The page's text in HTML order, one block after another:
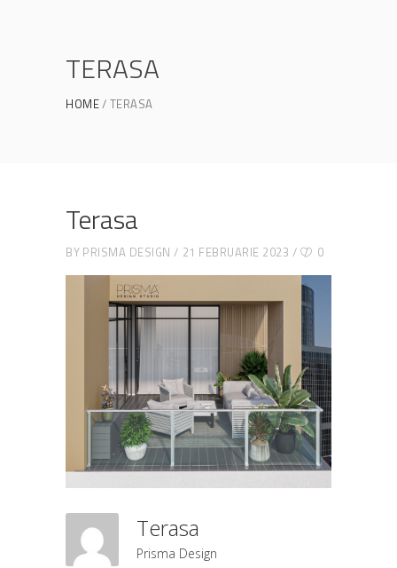
TERASA
HOME TERASA
Terasa
BY PRISMA DESIGN 21 FEBRUARIE 2023 0
Terasa
Prisma Design